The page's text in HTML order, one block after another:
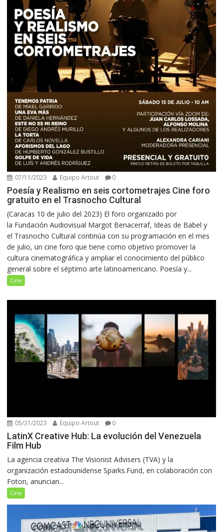
07/11/2023 Equipo Artout 0
Poesía y Realismo en seis cortometrajes Cine foro
gratuito en el Trasnocho Cultural
(Caracas 10 de julio del 2023) El foro organizado por
la Fundación Audiovisual Margot Benacerraf, Ideas de Babel y
el Trasnocho Cultural continúa con su programación en el mes
de julio, un cine foro que tiene como objetivo promover la
cultura cinematográfica y ampliar el conocimiento del público
general sobre el séptimo arte latinoamericano. Poesía y...
Cine
05/31/2023 Equipo Artout 0
LatinX Creative Hub: La evolución del Venezuela
Film Hub
La agencia creativa The Visionist Advisers (TVA) y la
organización estadounidense Sparks.Fund, en colaboración con
Foton, anuncian...
Cine